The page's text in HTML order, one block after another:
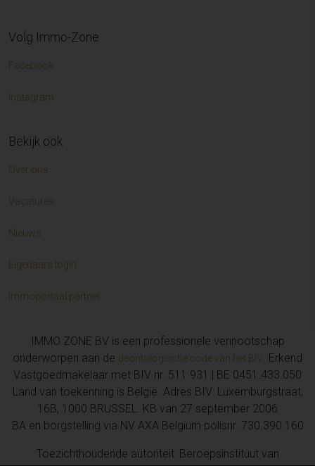
Volg Immo-Zone
Facebook
Instagram
Bekijk ook
Over ons
Vacatures
Nieuws
Eigenaars login
Immoportaal partner
IMMO ZONE BV is een professionele vennootschap
onderworpen aan de deontologische code van het BIV. Erkend
Vastgoedmakelaar met BIV nr. 511 931 | BE 0451.433.050
Land van toekenning is België. Adres BIV: Luxemburgstraat,
16B, 1000 BRUSSEL. KB van 27 september 2006
BA en borgstelling via NV AXA Belgium polisnr. 730.390.160
Toezichthoudende autoriteit: Beroepsinstituut van